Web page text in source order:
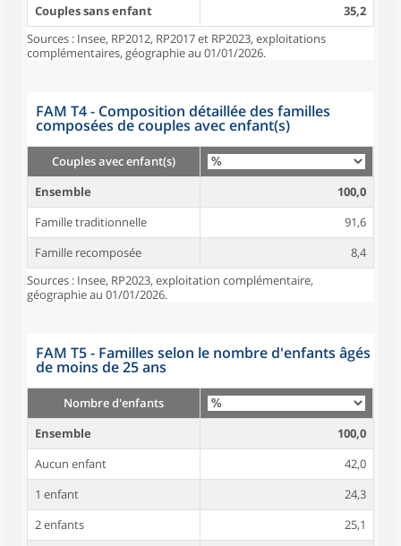
Couples sans enfant
35,2
Sources : Insee, RP2012, RP2017 et RP2023, exploitations
complémentaires, géographie au 01/01/2026.
FAM T4 - Composition détaillée des familles
composées de couples avec enfant(s)
Couples avec enfant(s)
Ensemble
100,0
Famille traditionnelle
91,6
Famille recomposée
8,4
Sources : Insee, RP2023, exploitation complémentaire,
géographie au 01/01/2026.
FAM T5 - Familles selon le nombre d'enfants âgés
de moins de 25 ans
Nombre d'enfants
Ensemble
100,0
Aucun enfant
42,0
1 enfant
24,3
2 enfants
25,1